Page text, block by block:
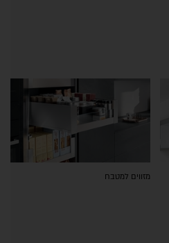
מזווים למטבח